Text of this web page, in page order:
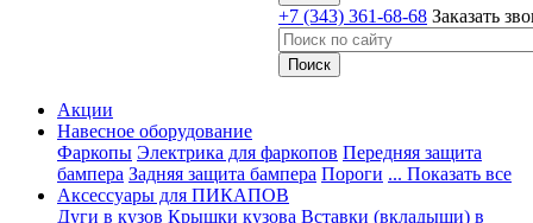
+7 (343) 361-68-68 Заказать
Акции
Навесное оборудование
Фаркопы Электрика для фаркопов Передняя защита
бампера Задняя защита бампера Пороги ... Показать все
Аксессуары для ПИКАПОВ
Дуги в кузов Крышки кузова Вставки (вкладыши) в